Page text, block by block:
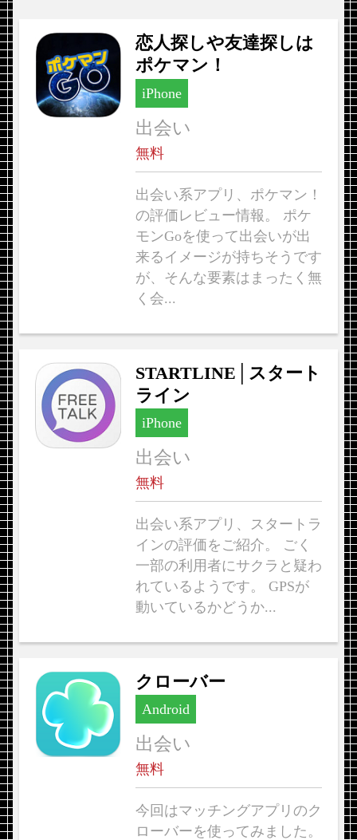
恋人探しや友達探しは
ポケマン！
iPhone
出会い
無料
出会い系アプリ、ポケマン！
の評価レビュー情報。 ポケ
モンGoを使って出会いが出
来るイメージが持ちそうです
が、そんな要素はまったく無
く会...
STARTLINE│スタート
ライン
iPhone
出会い
無料
出会い系アプリ、スタートラ
インの評価をご紹介。 ごく
一部の利用者にサクラと疑わ
れているようです。 GPSが
動いているかどうか...
クローバー
Android
出会い
無料
今回はマッチングアプリのク
ローバーを使ってみました。